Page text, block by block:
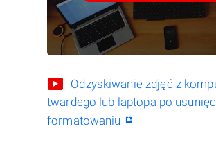
Odzyskiwanie zdjęć z
twardego lub laptopa po
formatowaniu